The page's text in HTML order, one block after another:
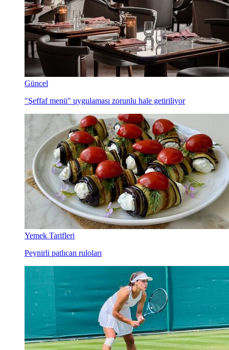
Güncel
"Şeffaf menü" uygulaması zorunlu hale getiriliyor
Yemek Tarifleri
Peynirli patlıcan ruloları